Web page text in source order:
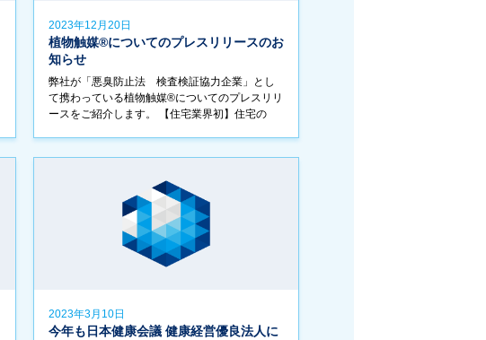
2023年12月20日
植物触媒®︎についてのプレスリリースのお
知らせ
弊社が「悪臭防止法 検査検証協力企業」とし
て携わっている植物触媒®️についてのプレスリリ
ースをご紹介します。 【住宅業界初】住宅の
2023年3月10日
今年も日本健康会議 健康経営優良法人に